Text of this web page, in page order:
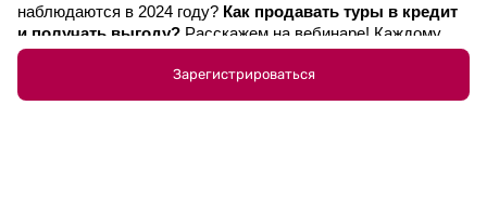
наблюдаются в 2024 году? Как продавать туры в кредит
и получать выгоду? Расскажем на вебинаре! Каждому
участнику - памятка по самым частым вопросам турагента
о кредитовании и ответам на них!
Зарегистрироваться